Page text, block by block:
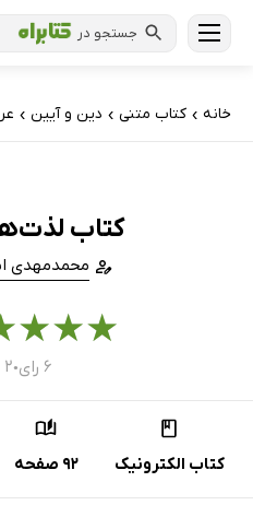
جستجو در
خانه › کتاب‌ متنی › دین و آیین ›
کتاب
محمدمهدی
★
★
★
۶ رای ● ۲ نظر
کتاب الکترونیک 92 صفحه